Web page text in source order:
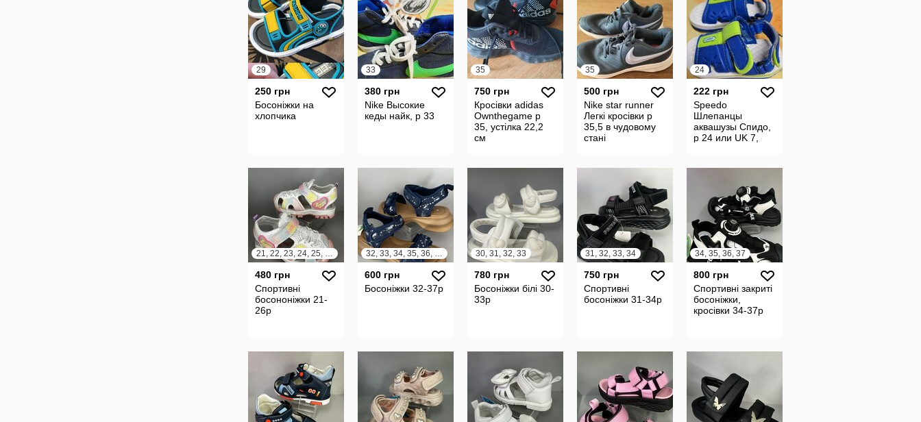
29
250 грн
Босоніжки на
хлопчика
33
380 грн
Nike Высокие
кеды найк, р 33
35
750 грн
Кросівки adidas
Ownthegame р
35, устілка 22,2
см
35
500 грн
Nike star runner
Легкі кросівки р
35,5 в чудовому
стані
24
222 грн
Speedo
Шлепанцы
аквашузы Спидо,
р 24 или UK 7,
а вся длина 16,8
21, 22, 23, 24, 25, 26
480 грн
Спортивні
босононіжки 21-
26р
32, 33, 34, 35, 36, 37
600 грн
Босоніжки 32-37р
30, 31, 32, 33
780 грн
Босоніжки білі 30-
33р
31, 32, 33, 34
750 грн
Спортивні
босоніжки 31-34р
34, 35, 36, 37
800 грн
Спортивні закриті
босоніжки,
кросівки 34-37р